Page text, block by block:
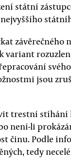
státní
variant
jsou
trestní stíhání
není-li
činu. Podle
tedy